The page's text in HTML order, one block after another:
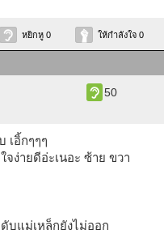
หยิกหู 0 ให้กำลังใจ 0
50
เอิ้กๆๆๆ
จง่ายดีอ่ะเนอะ ซ้าย ขวา
บแม่เหล็กยังไม่ออก